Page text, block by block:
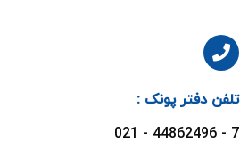
تلفن دفتر پونک :
7 - 44862496 - 021